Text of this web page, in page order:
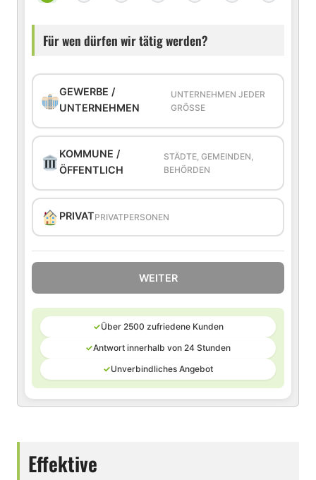
Für wen dürfen wir tätig werden?
GEWERBE /
UNTERNEHMEN
UNTERNEHMEN JEDER
GRÖSSE
KOMMUNE /
ÖFFENTLICH
STÄDTE, GEMEINDEN,
BEHÖRDEN
PRIVATPRIVATPERSONEN
WEITER
✓Über 2500 zufriedene Kunden
✓Antwort innerhalb von 24 Stunden
✓Unverbindliches Angebot
Effektive